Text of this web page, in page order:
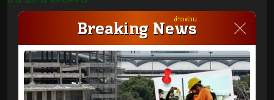
ข่าวด่วน
Breaking News